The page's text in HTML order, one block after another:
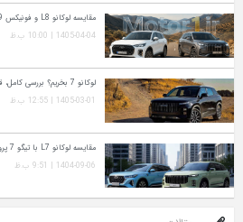
مقایسه لوکانو L8 و فونیکس F9 ؛ برادران جدا از هم
1405-04-04 | 10:00 ب.ظ
لوکانو 7 بخریم؟ بررسی کامل، قیمت و مشخصات فنی
1405-03-01 | 12:55 ب.ظ
مقایسه لوکانو L7 با تیگو 7 پرو مکس دو دیفرانسیل AWD
1404-09-06 | 9:51 ب.ظ